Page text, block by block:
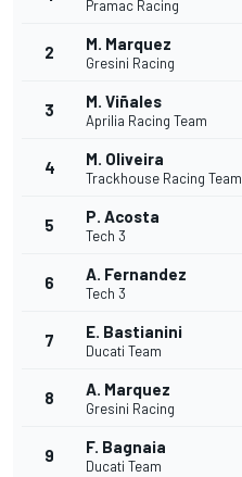
Pramac Racing
2 M. Marquez
Gresini Racing
3 M. Viñales
Aprilia Racing Team
4 M. Oliveira
Trackhouse Racing Team
5 P. Acosta
Tech 3
6 A. Fernandez
Tech 3
7 E. Bastianini
Ducati Team
8 A. Marquez
Gresini Racing
9 F. Bagnaia
Ducati Team